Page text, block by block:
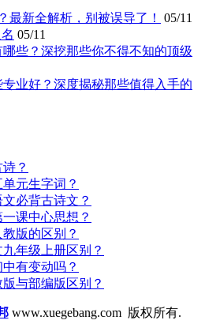
最新全解析，别被误导了！
05/11
05/11
些？深挖那些你不得不知的顶级
业好？深度揭秘那些值得入手的
？
元生字词？
必背古诗文？
课中心思想？
版的区别？
年级上册区别？
有变动吗？
与部编版区别？
www.xuegebang.com 版权所有.